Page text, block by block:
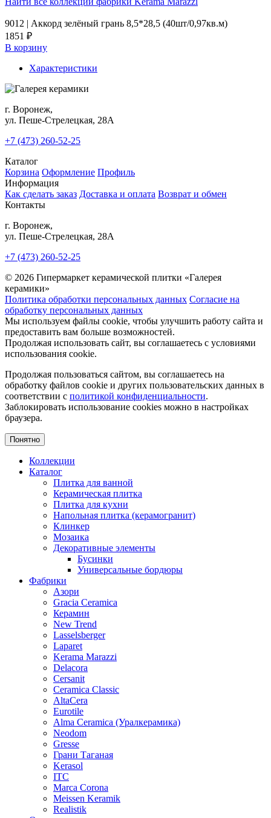
9012 | Аккорд зелёный грань 8,5*28,5 (40шт/0,97кв.м)
1851 ₽
В корзину
Характеристики
г. Воронеж,
ул. Пеше-Cтрелецкая, 28А
+7 (473) 260-52-25
Каталог
Корзина Оформление Профиль
Информация
Как сделать заказ Доставка и оплата Возврат и обмен
Контакты
г. Воронеж,
ул. Пеше-Cтрелецкая, 28А
+7 (473) 260-52-25
© 2026 Гипермаркет керамической плитки «Галерея
керамики»
Политика обработки персональных данных Согласие на
обработку персональных данных
Мы используем файлы cookie, чтобы улучшить работу сайта и
предоставить вам больше возможностей.
Продолжая использовать сайт, вы соглашаетесь с условиями
использования cookie.
Продолжая пользоваться сайтом, вы соглашаетесь на
обработку файлов cookie и других пользовательских данных в
соответствии с политикой конфиденциальности.
Заблокировать использование cookies можно в настройках
браузера.
Понятно
Коллекции
Каталог
Плитка для ванной
Керамическая плитка
Плитка для кухни
Напольная плитка (керамогранит)
Клинкер
Мозаика
Декоративные элементы
Бусинки
Универсальные бордюры
Фабрики
Азори
Gracia Ceramica
Керамин
New Trend
Lasselsberger
Laparet
Kerama Marazzi
Delacora
Cersanit
Ceramica Classic
AltaCera
Eurotile
Alma Ceramica (Уралкерамика)
Neodom
Gresse
Грани Таганая
Kerasol
ITC
Marca Corona
Meissen Keramik
Realistik